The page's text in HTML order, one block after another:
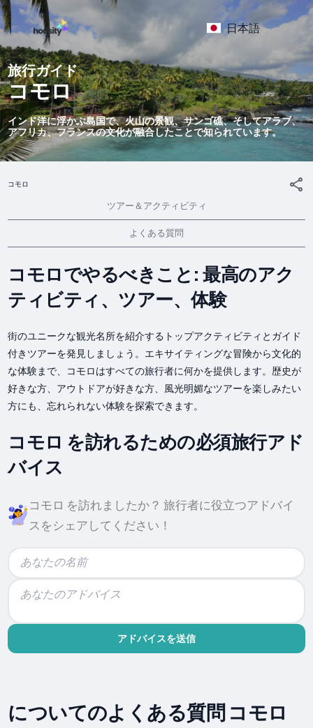
日本語
旅行ガイド
コモロ
インド洋に浮かぶ島国で、火山の景観、サンゴ礁、そしてアラブ、
アフリカ、フランスの文化が融合したことで知られています。
コモロ
ツアー＆アクティビティ
よくある質問
コモロでやるべきこと: 最高のアク
ティビティ、ツアー、体験
街のユニークな観光名所を紹介するトップアクティビティとガイド
付きツアーを発見しましょう。エキサイティングな冒険から文化的
な体験まで、コモロはすべての旅行者に何かを提供します。歴史が
好きな方、アウトドアが好きな方、風光明媚なツアーを楽しみたい
方にも、忘れられない体験を探索できます。
コモロ を訪れるための必須旅行アド
バイス
コモロ を訪れましたか？ 旅行者に役立つアドバイ
スをシェアしてください！
アドバイスを送信
についてのよくある質問 コモロ